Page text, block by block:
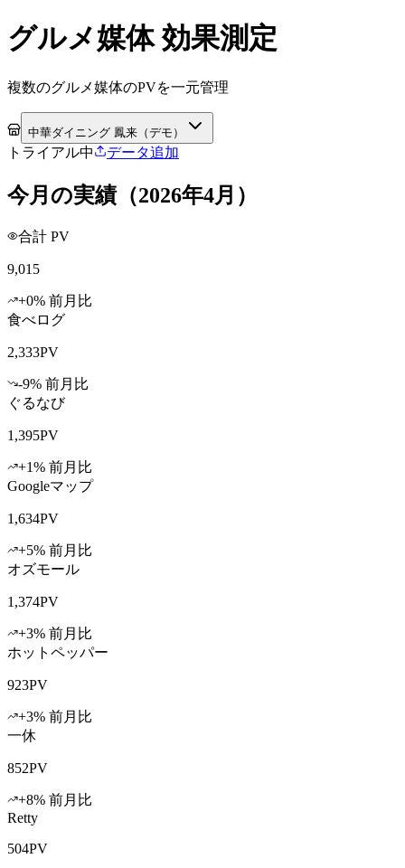
グルメ媒体 効果測定
複数のグルメ媒体のPVを一元管理
中華ダイニング 鳳来（デモ）
トライアル中 データ追加
今月の実績（2026年4月）
合計 PV
9,015
+0% 前月比
食べログ
2,333PV
-9% 前月比
ぐるなび
1,395PV
+1% 前月比
Googleマップ
1,634PV
+5% 前月比
オズモール
1,374PV
+3% 前月比
ホットペッパー
923PV
+3% 前月比
一休
852PV
+8% 前月比
Retty
504PV